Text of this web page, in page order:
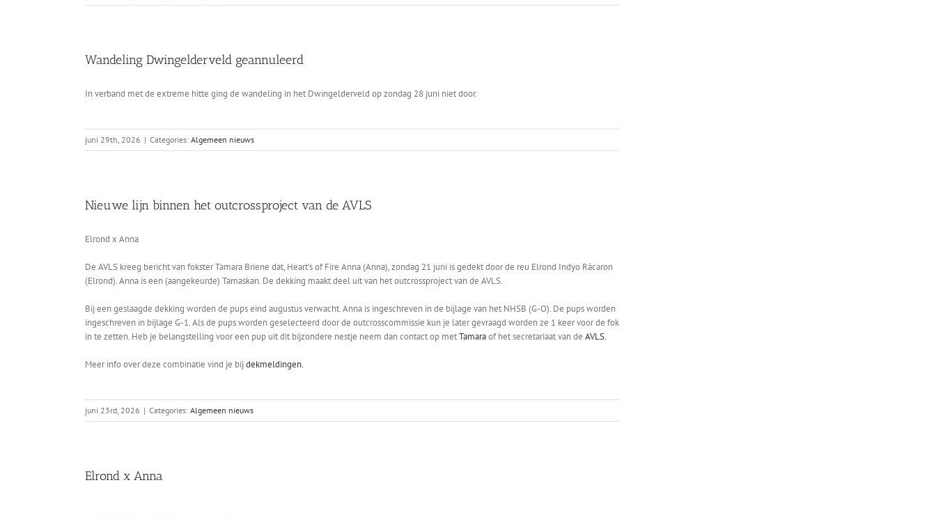
Wandeling Dwingelderveld geannuleerd
In verband met de extreme hitte ging de wandeling in het Dwingelderveld op zondag 28 juni niet door.
juni 29th, 2026 | Categories: Algemeen nieuws
Nieuwe lijn binnen het outcrossproject van de AVLS
Elrond x Anna
De AVLS kreeg bericht van fokster Tamara Briene dat, Heart’s of Fire Anna (Anna), zondag 21 juni is gedekt door de reu Elrond Indyo Rácaron
(Elrond). Anna is een (aangekeurde) Tamaskan. De dekking maakt deel uit van het outcrossproject van de AVLS.
Bij een geslaagde dekking worden de pups eind augustus verwacht. Anna is ingeschreven in de bijlage van het NHSB (G-O). De pups worden
ingeschreven in bijlage G-1. Als de pups worden geselecteerd door de outcrosscommissie kun je later gevraagd worden ze 1 keer voor de fok
in te zetten. Heb je belangstelling voor een pup uit dit bijzondere nestje neem dan contact op metTamaraof het secretariaat van de AVLS.
Meer info over deze combinatie vind je bijdekmeldingen.
juni 23rd, 2026 | Categories: Algemeen nieuws
Elrond x Anna